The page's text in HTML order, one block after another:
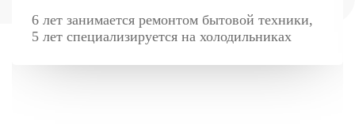
6 лет занимается ремонтом бытовой техники,
5 лет специализируется на холодильниках